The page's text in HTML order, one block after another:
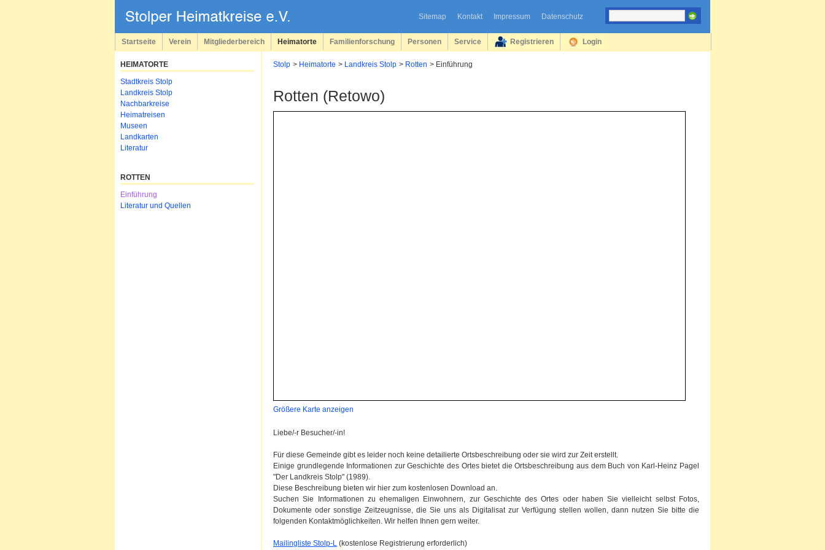
Sitemap Kontakt Impressum Datenschutz
überspringen
Startseite Verein Mitgliederbereich Heimatorte Familienforschung Personen Service Registrieren Login
Stolp Heimatorte Landkreis Stolp Rotten Einführung
Rotten (Retowo)
Größere Karte anzeigen
Liebe/-r Besucher/-in!
Für diese Gemeinde gibt es leider noch keine detailierte Ortsbeschreibung oder sie wird zur Zeit erstellt.
Einige grundlegende Informationen zur Geschichte des Ortes bietet die Ortsbeschreibung aus dem Buch von Karl-Heinz Pagel
"Der Landkreis Stolp" (1989).
Diese Beschreibung bieten wir hier zum kostenlosen Download an.
Suchen Sie Informationen zu ehemaligen Einwohnern, zur Geschichte des Ortes oder haben Sie vielleicht selbst Fotos,
Dokumente oder sonstige Zeitzeugnisse, die Sie uns als Digitalisat zur Verfügung stellen wollen, dann nutzen Sie bitte die
folgenden Kontaktmöglichkeiten. Wir helfen Ihnen gern weiter.
Mailingliste Stolp-L (kostenlose Registrierung erforderlich)
HEIMATORTE
Navigation
überspringen
Stadtkreis Stolp
Landkreis Stolp
Nachbarkreise
Heimatreisen
Museen
Landkarten
Literatur
ROTTEN
Navigation
überspringen
Einführung
Literatur und Quellen